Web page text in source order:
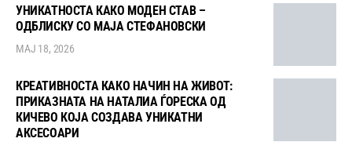
УНИКАТНОСТА КАКО МОДЕН СТАВ –
ОДБЛИСКУ СО МАЈА СТЕФАНОВСКИ
МАЈ 18, 2026
КРЕАТИВНОСТА КАКО НАЧИН НА ЖИВОТ:
ПРИКАЗНАТА НА НАТАЛИА ЃОРЕСКА ОД
КИЧЕВО КОЈА СОЗДАВА УНИКАТНИ
АКСЕСОАРИ